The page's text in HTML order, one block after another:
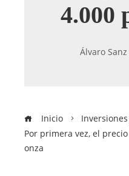
4.000
Álvaro Sanz
Inicio
Por primera vez, el
onza